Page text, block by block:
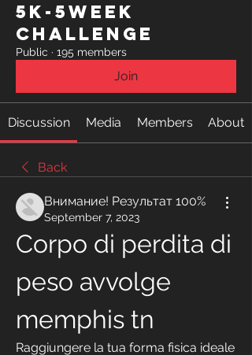
5k-5week
Challenge
Public · 195 members
Join
Discussion Media Members About
Back
Внимание! Результат 100%
September 7, 2023
Corpo di perdita di
peso avvolge
memphis tn
Raggiungere la tua forma fisica ideale